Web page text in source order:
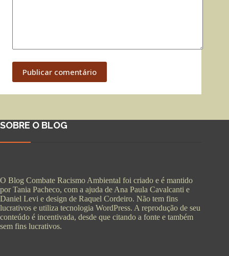
Publicar comentário
SOBRE O BLOG
O Blog Combate Racismo Ambiental foi criado e é mantido
por Tania Pacheco, com a ajuda de Ana Paula Cavalcanti e
Daniel Levi e design de Raquel Cordeiro. Não tem fins
lucrativos e utiliza tecnologia WordPress. A reprodução de seu
conteúdo é incentivada, desde que citando a fonte e também
sem fins lucrativos.